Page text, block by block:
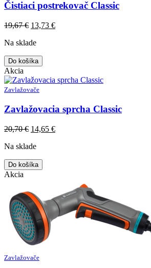
Čistiaci postrekovač Classic
19,67€ Original
was:
13,73 €Current
Na sklade
Do košíka
Akcia
Zavlažovače
Zavlažovacia sprcha Classic
20,70€ Original
was:
14,65 €Current
Na sklade
Do košíka
Akcia
Zavlažovače